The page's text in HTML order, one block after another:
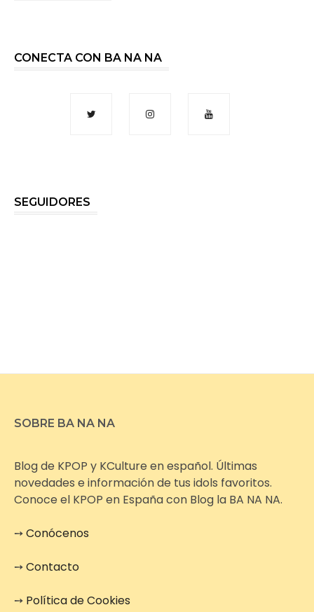
CONECTA CON BA NA NA
SEGUIDORES
SOBRE BA NA NA
Blog de KPOP y KCulture en español. Últimas
novedades e información de tus idols favoritos.
Conoce el KPOP en España con Blog la BA NA NA.
➙Conócenos
➙Contacto
➙ Política de Cookies